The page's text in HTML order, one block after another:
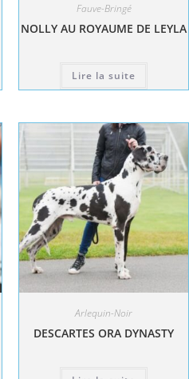
Fauve-Bringé
NOLLY AU ROYAUME DE LEYLA
Lire la suite
Arlequin-Noir
DESCARTES ORA DYNASTY